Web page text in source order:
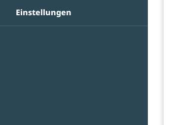
Einstellungen